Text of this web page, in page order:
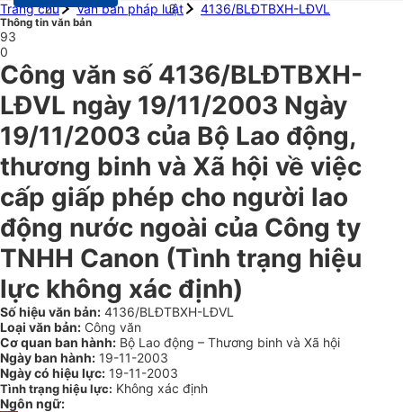
Trang chủ
Văn bản pháp luật 4136/BLĐTBXH-LĐVL
Thông tin văn bản
93
0
Công văn số 4136/BLĐTBXH-
LĐVL ngày 19/11/2003 Ngày
19/11/2003 của Bộ Lao động,
thương binh và Xã hội về việc
cấp giấp phép cho người lao
động nước ngoài của Công ty
TNHH Canon (Tình trạng hiệu
lực không xác định)
Số hiệu văn bản: 4136/BLĐTBXH-LĐVL
Loại văn bản: Công văn
Cơ quan ban hành: Bộ Lao động – Thương binh và Xã hội
Ngày ban hành: 19-11-2003
Ngày có hiệu lực: 19-11-2003
Tình trạng hiệu lực: Không xác định
Ngôn ngữ: